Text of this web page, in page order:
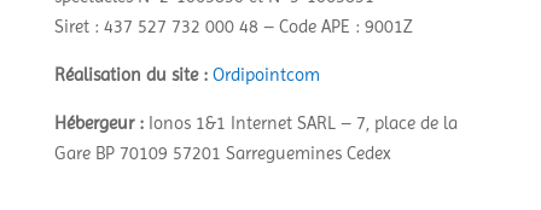
Siret : 437 527 732 000 48 – Code APE : 9001Z
Réalisation du site : Ordipointcom
Hébergeur :Ionos 1&1 Internet SARL – 7, place de la
Gare BP 70109 57201 Sarreguemines Cedex